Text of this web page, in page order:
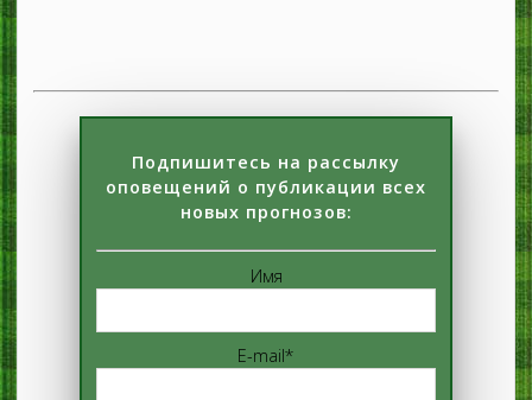
Подпишитесь на рассылку
оповещений о публикации всех
новых прогнозов:
Имя
E-mail*